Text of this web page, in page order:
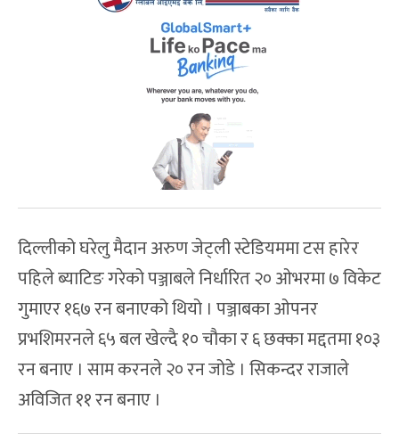
दिल्लीको घरेलु मैदान अरुण जेट्ली स्टेडियममा टस हारेर
पहिले ब्याटिङ गरेको पञ्जाबले निर्धारित २० ओभरमा ७ विकेट
गुमाएर १६७ रन बनाएको थियो । पञ्जाबका ओपनर
प्रभशिमरनले ६५ बल खेल्दै १० चौका र ६ छक्का मद्दतमा १०३
रन बनाए । साम करनले २० रन जोडे । सिकन्दर राजाले
अविजित ११ रन बनाए ।